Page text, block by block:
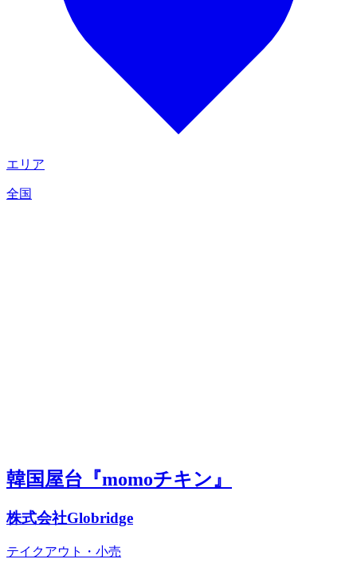
エリア
全国
韓国屋台『momoチキン』
株式会社Globridge
テイクアウト・小売